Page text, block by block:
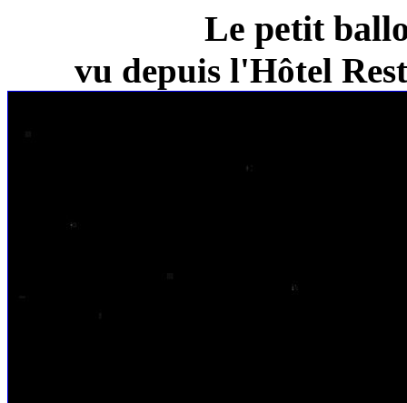
Le petit
vu depuis l'Hôtel